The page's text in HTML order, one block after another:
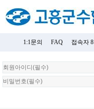
1:1문의 FAQ 접속자 8
회
원
로